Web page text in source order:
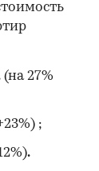
(на 27%
;
.